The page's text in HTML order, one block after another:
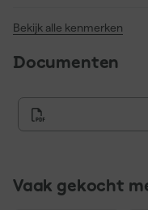
Bekijk alle kenmerken
Documenten
Vaak gekocht